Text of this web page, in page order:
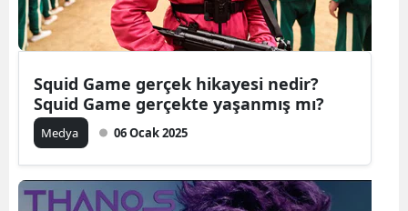
Squid Game gerçek hikayesi nedir?
Squid Game gerçekte yaşanmış mı?
Medya 06 Ocak 2025